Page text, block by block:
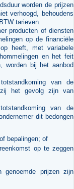
worden de prijzen
verhoogd, behoudens
tarieven.
producten of diensten
op de financiële
heeft, met variabele
en het feit
worden bij het aanbod
van de
zij het gevolg zijn van
van de
dit bedongen
bepalingen; of
op te zeggen
prijzen zijn